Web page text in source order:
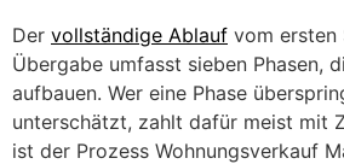
Der vollständige Ablauf vom
Übergabe umfasst sieben Phasen,
aufbauen. Wer eine Phase
unterschätzt, zahlt dafür meist mit
ist der Prozess Wohnungsverkauf